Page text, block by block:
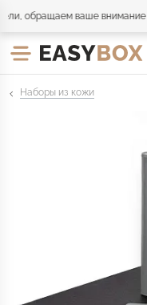
обращаем ваше внимание ,
Наборы из кожи